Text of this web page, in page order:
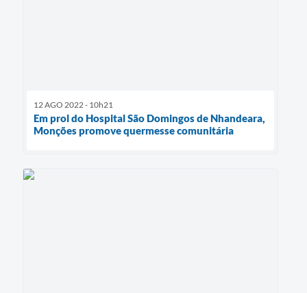
12 AGO 2022 - 10h21
Em prol do Hospital São Domingos de Nhandeara,
Monções promove quermesse comunitária